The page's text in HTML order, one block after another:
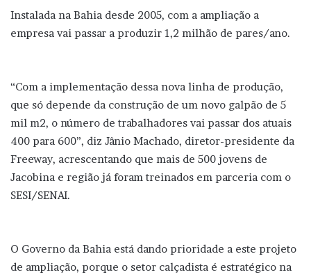
Instalada na Bahia desde 2005, com a ampliação a
empresa vai passar a produzir 1,2 milhão de pares/ano.
“Com a implementação dessa nova linha de produção,
que só depende da construção de um novo galpão de 5
mil m2, o número de trabalhadores vai passar dos atuais
400 para 600”, diz Jânio Machado, diretor-presidente da
Freeway, acrescentando que mais de 500 jovens de
Jacobina e região já foram treinados em parceria com o
SESI/SENAI.
O Governo da Bahia está dando prioridade a este projeto
de ampliação, porque o setor calçadista é estratégico na